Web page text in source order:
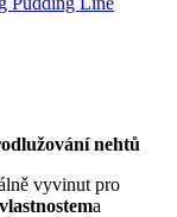
nehtů
vyvinut pro
a